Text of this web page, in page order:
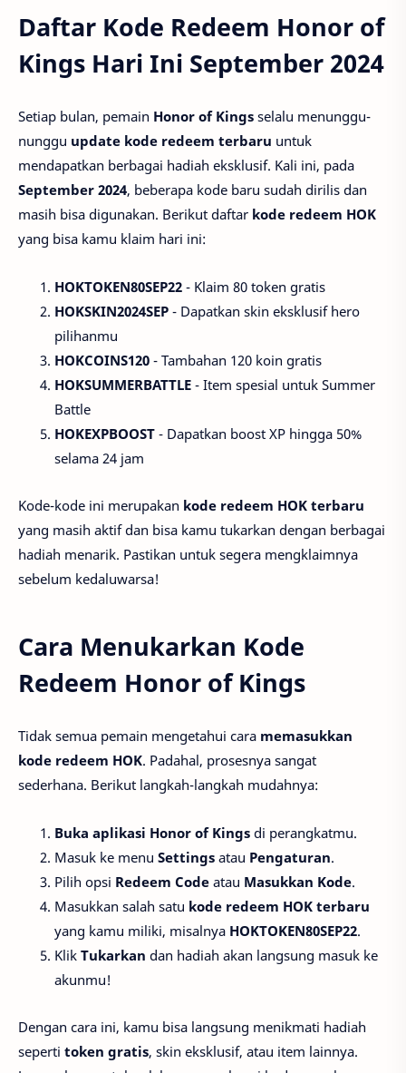
Daftar Kode Redeem Honor of
Kings Hari Ini September 2024
Setiap bulan, pemain Honor of Kings selalu menunggu-
nunggu update kode redeem terbaru untuk
mendapatkan berbagai hadiah eksklusif. Kali ini, pada
September 2024, beberapa kode baru sudah dirilis dan
masih bisa digunakan. Berikut daftar kode redeem HOK
yang bisa kamu klaim hari ini:
HOKTOKEN80SEP22 - Klaim 80 token gratis
HOKSKIN2024SEP - Dapatkan skin eksklusif hero
pilihanmu
HOKCOINS120 - Tambahan 120 koin gratis
HOKSUMMERBATTLE - Item spesial untuk Summer
Battle
HOKEXPBOOST - Dapatkan boost XP hingga 50%
selama 24 jam
Kode-kode ini merupakan kode redeem HOK terbaru
yang masih aktif dan bisa kamu tukarkan dengan berbagai
hadiah menarik. Pastikan untuk segera mengklaimnya
sebelum kedaluwarsa!
Cara Menukarkan Kode
Redeem Honor of Kings
Tidak semua pemain mengetahui cara memasukkan
kode redeem HOK. Padahal, prosesnya sangat
sederhana. Berikut langkah-langkah mudahnya:
Buka aplikasi Honor of Kings di perangkatmu.
Masuk ke menu Settings atau Pengaturan.
Pilih opsi Redeem Code atau Masukkan Kode.
Masukkan salah satu kode redeem HOK terbaru
yang kamu miliki, misalnya HOKTOKEN80SEP22.
Klik Tukarkan dan hadiah akan langsung masuk ke
akunmu!
Dengan cara ini, kamu bisa langsung menikmati hadiah
seperti token gratis, skin eksklusif, atau item lainnya.